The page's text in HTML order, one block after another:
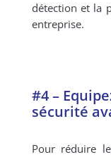
détection et la
entreprise.
#4 –
sécurité
Pour réduire